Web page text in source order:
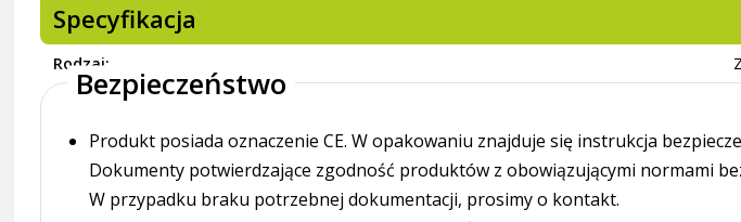
Specyfikacja
RodzajBezpieczeństwo
Produkt posiada oznaczenie CE. W opakowaniu znajduje się instrukcja
Dokumenty potwierdzające zgodność produktów z obowiązującymi normami
W przypadku braku potrzebnej dokumentacji, prosimy o kontakt.